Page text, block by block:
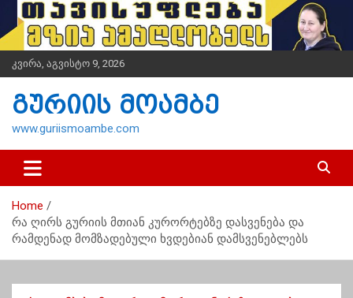
i
t
n
კვირა, აგვისტო 9, 2026
გურიის მოამბე
www.guriismoambe.com
Home
რა ღირს გურიის მთიან კურორტებზე დასვენება და
რამდენად მომზადებული ხვდებიან დამსვენებლებს